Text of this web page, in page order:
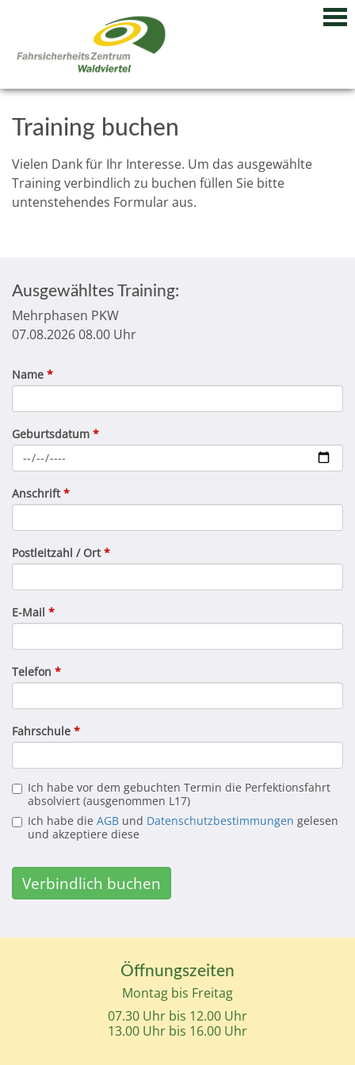
Training buchen
Vielen Dank für Ihr Interesse. Um das ausgewählte
Training verbindlich zu buchen füllen Sie bitte
untenstehendes Formular aus.
Ausgewähltes Training:
Mehrphasen PKW
07.08.2026 08.00 Uhr
Name *
Geburtsdatum *
Anschrift*
Postleitzahl / Ort*
E-Mail *
Telefon *
Fahrschule *
Ich habe vor dem gebuchten Termin die Perfektionsfahrt
absolviert (ausgenommen L17)
Ich habe die AGB und Datenschutzbestimmungen gelesen
und akzeptiere diese
Verbindlich buchen
Öffnungszeiten
Montag bis Freitag
07.30 Uhr bis 12.00 Uhr
13.00 Uhr bis 16.00 Uhr